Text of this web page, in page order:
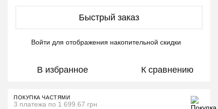
Быстрый заказ
Войти для отображения накопительной скидки
В избранное К сравнению
ПОКУПКА ЧАСТЯМИ
3 платежа по 1 699.67 грн